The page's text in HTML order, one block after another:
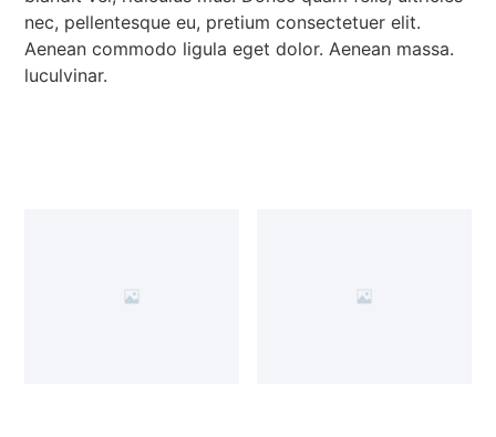
nec, pellentesque eu, pretium consectetuer elit.
Aenean commodo ligula eget dolor. Aenean massa.
luculvinar.